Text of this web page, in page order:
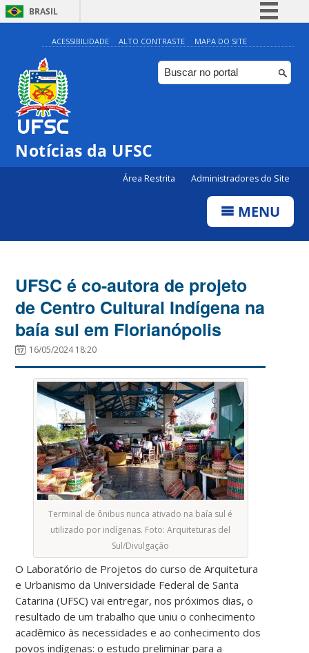
BRASIL
Simplifique!
Comunica BR
Participe
ACESSIBILIDADE ALTO CONTRASTE MAPA DO SITE
Notícias da UFSC
Área Restrita Administradores do Site
MENU
UFSC é co-autora de projeto
de Centro Cultural Indígena na
baía sul em Florianópolis
16/05/2024 18:20
Terminal de ônibus nunca ativado na baía sul é
utilizado por indígenas. Foto: Arquiteturas del
Sul/Divulgação
O Laboratório de Projetos do curso de Arquitetura
e Urbanismo da Universidade Federal de Santa
Catarina (UFSC) vai entregar, nos próximos dias, o
resultado de um trabalho que uniu o conhecimento
acadêmico às necessidades e ao conhecimento dos
povos indígenas: o estudo preliminar para a